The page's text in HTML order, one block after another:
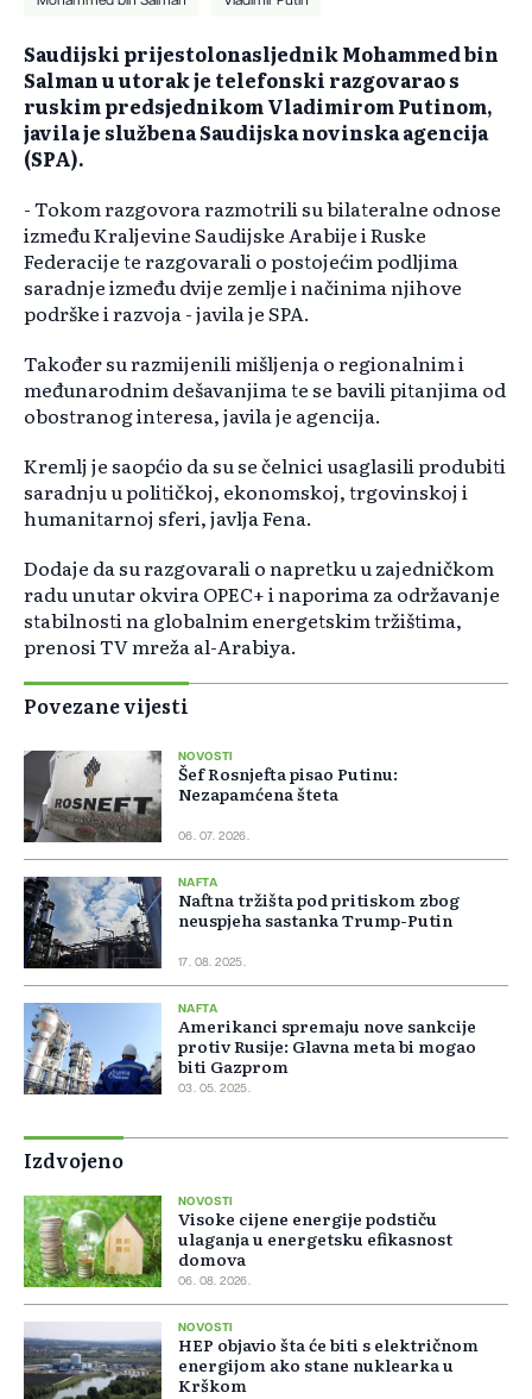
Saudijski prijestolonasljednik Mohammed bin
Salman u utorak je telefonski razgovarao s
ruskim predsjednikom Vladimirom Putinom,
javila je službena Saudijska novinska agencija
(SPA).
- Tokom razgovora razmotrili su bilateralne odnose
između Kraljevine Saudijske Arabije i Ruske
Federacije te razgovarali o postojećim podljima
saradnje između dvije zemlje i načinima njihove
podrške i razvoja - javila je SPA.
Također su razmijenili mišljenja o regionalnim i
međunarodnim dešavanjima te se bavili pitanjima od
obostranog interesa, javila je agencija.
Kremlj je saopćio da su se čelnici usaglasili produbiti
saradnju u političkoj, ekonomskoj, trgovinskoj i
humanitarnoj sferi, javlja Fena.
Dodaje da su razgovarali o napretku u zajedničkom
radu unutar okvira OPEC+ i naporima za održavanje
stabilnosti na globalnim energetskim tržištima,
prenosi TV mreža al-Arabiya.
Povezane vijesti
NOVOSTI
Šef Rosnjefta pisao Putinu:
Nezapamćena šteta
06. 07. 2026.
NAFTA
Naftna tržišta pod pritiskom zbog
neuspjeha sastanka Trump-Putin
17. 08. 2025.
NAFTA
Amerikanci spremaju nove sankcije
protiv Rusije: Glavna meta bi mogao
biti Gazprom
03. 05. 2025.
Izdvojeno
NOVOSTI
Visoke cijene energije podstiču
ulaganja u energetsku efikasnost
domova
06. 08. 2026.
NOVOSTI
HEP objavio šta će biti s električnom
energijom ako stane nuklearka u
Krškom